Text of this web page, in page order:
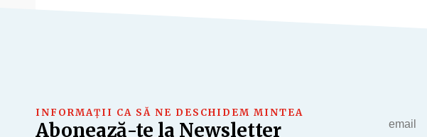
INFORMAȚII CA SĂ NE DESCHIDEM MINTEA
Abonează-te la Newsletter